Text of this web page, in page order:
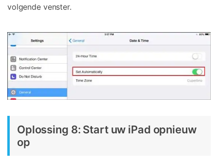
volgende venster.
Oplossing 8: Start uw iPad opnieuw
op